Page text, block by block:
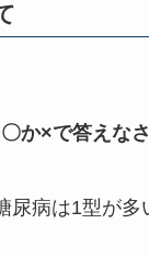
か×で答えなさ
病は1型が多